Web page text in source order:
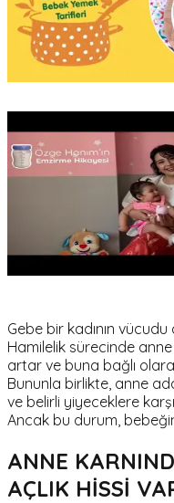
Gebe bir kadının
Hamilelik sürecinde anne
artar ve buna bağlı
Bununla birlikte, anne
ve belirli yiyeceklere
Ancak bu durum,
ANNE
AÇLIK HİSSİ